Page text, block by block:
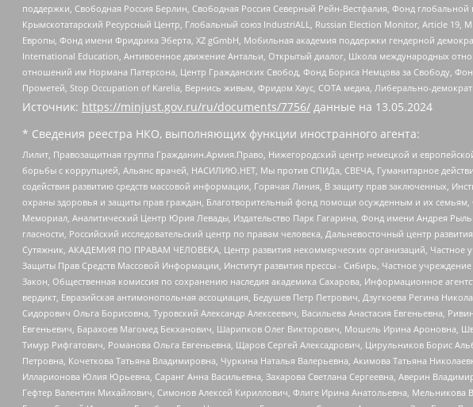
поддержки, Свободная Россия Берлин, Свободная Россия Северный Рейн-Вестфалия, Фонд
Крымскотатарский Ресурсный Центр, Глобальный союз IndustriALL, Russian Election Monitor, Article
Европы, Фонд имени Фридриха Эберта, XZ gGmbH, Мобильная академия поддержки гендерной
International Education, Антивоенное движение Антальи, Открытый диалог, Школа международных
отношений им Нормана Патерсона, Центр Гражданских Свобод, Фонд Бориса Немцова за Свободу,
Прометей, Stop Occupation of Karelia, Вернись живым, Фридом Хаус, СОТА медиа, Либерально-
Источник: https://minjust.gov.ru/ru/documents/7756/ данные на 13.05.2024
* Сведения реестра НКО, выполняющих функции иностранного агента:
Лилит, Правозащитная группа Гражданин.Армия.Право, Нижегородский центр немецкой и
борьбы с коррупцией, Альянс врачей, НАСИЛИЮ.НЕТ, Мы против СПИДа, СВЕЧА, Гуманитарное
содействия развитию средств массовой информации, Горячая Линия, В защиту прав заключенных,
охраны здоровья и защиты прав граждан, Благотворительный фонд помощи осужденным и их семьям,
Мемориал, Аналитический Центр Юрия Левады, Издательство Парк Гагарина, Фонд имени Андрея
гласности, Российский исследовательский центр по правам человека, Дальневосточный центр
Сутяжник, АКАДЕМИЯ ПО ПРАВАМ ЧЕЛОВЕКА, Центр развития некоммерческих организаций, Частное
Защиты Прав Средств Массовой Информации, Институт развития прессы - Сибирь, Частное
Закон, Общественная комиссия по сохранению наследия академика Сахарова, Информационное
вердикт, Евразийская антимонопольная ассоциация, Бедушев Петр Петрович, Дзугкоева Регина
Сидорович Ольга Борисовна, Туровский Александр Алексеевич, Васильева Анастасия Евгеньевна,
Евгеньевич, Барахоев Магомед Бекханович, Шарипков Олег Викторович, Мошель Ирина Ароновна,
Тимур Рифгатович, Романова Ольга Евгеньевна, Щаров Сергей Алексадрович, Цирульников Борис
Петровна, Кочеткова Татьяна Владимировна, Чуркина Наталья Валерьевна, Акимова Татьяна
Илларионова Юлия Юрьевна, Саранг Анна Васильевна, Захарова Светлана Сергеевна, Аверин
Гефтер Валентин Михайлович, Симонов Алексей Кириллович, Флиге Ирина Анатольевна,